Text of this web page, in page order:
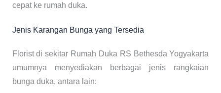
cepat ke rumah duka.
Jenis Karangan Bunga yang Tersedia
Florist di sekitar Rumah Duka RS Bethesda Yogyakarta
umumnya menyediakan berbagai jenis rangkaian
bunga duka, antara lain: